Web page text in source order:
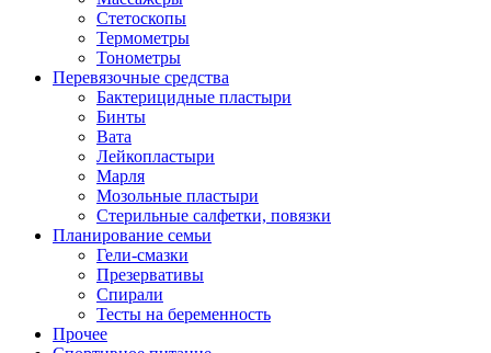
Стетоскопы
Термометры
Тонометры
Перевязочные средства
Бактерицидные пластыри
Бинты
Вата
Лейкопластыри
Марля
Мозольные пластыри
Стерильные салфетки, повязки
Планирование семьи
Гели-смазки
Презервативы
Спирали
Тесты на беременность
Прочее